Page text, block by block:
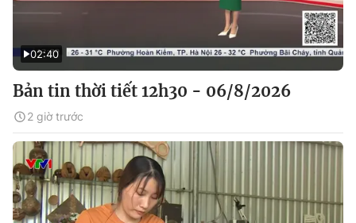
02:40
Bản tin thời tiết 12h30 - 06/8/2026
2 giờ trước